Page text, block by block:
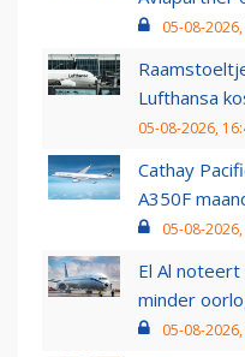
05-08-
Lufthansa
05-08-2026,
Cathay
A350F
05-08-
El Al
minder
05-08-